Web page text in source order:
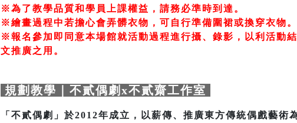
※為了教學品質和學員上課權益，請務必準時到達。
※繪畫過程中若擔心會弄髒衣物，可自行準備圍裙或換穿衣物。
※報名參加即同意本場館就活動過程進行攝、錄影，以利活動
文推廣之用。
規劃教學｜不貳偶劇x不貳齋工作室
「不貳偶劇」於2012年成立，以薪傳、推廣東方傳統偶戲藝